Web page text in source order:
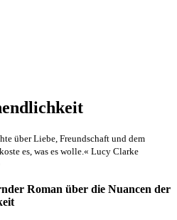
über Liebe, Freundschaft und dem
es, was es wolle.« Lucy Clarke
Roman über die Nuancen der